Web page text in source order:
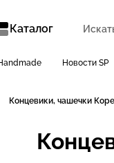
Каталог
Новости SP
Концевики, чашечки